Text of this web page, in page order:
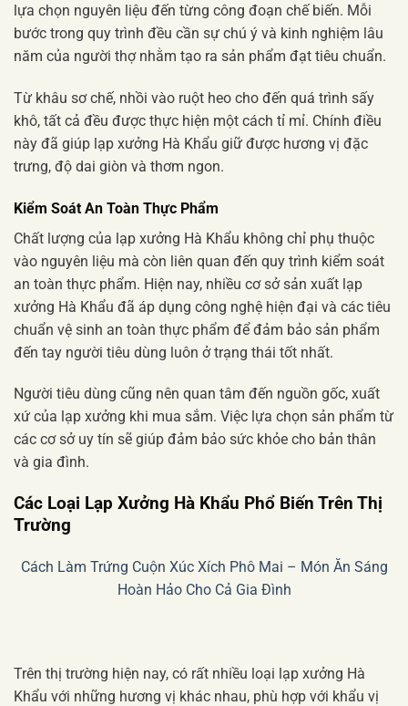
lựa chọn nguyên liệu đến từng công đoạn chế biến. Mỗi
bước trong quy trình đều cần sự chú ý và kinh nghiệm lâu
năm của người thợ nhằm tạo ra sản phẩm đạt tiêu chuẩn.
Từ khâu sơ chế, nhồi vào ruột heo cho đến quá trình sấy
khô, tất cả đều được thực hiện một cách tỉ mỉ. Chính điều
này đã giúp lạp xưởng Hà Khẩu giữ được hương vị đặc
trưng, độ dai giòn và thơm ngon.
Kiểm Soát An Toàn Thực Phẩm
Chất lượng của lạp xưởng Hà Khẩu không chỉ phụ thuộc
vào nguyên liệu mà còn liên quan đến quy trình kiểm soát
an toàn thực phẩm. Hiện nay, nhiều cơ sở sản xuất lạp
xưởng Hà Khẩu đã áp dụng công nghệ hiện đại và các tiêu
chuẩn vệ sinh an toàn thực phẩm để đảm bảo sản phẩm
đến tay người tiêu dùng luôn ở trạng thái tốt nhất.
Người tiêu dùng cũng nên quan tâm đến nguồn gốc, xuất
xứ của lạp xưởng khi mua sắm. Việc lựa chọn sản phẩm từ
các cơ sở uy tín sẽ giúp đảm bảo sức khỏe cho bản thân
và gia đình.
Các Loại Lạp Xưởng Hà Khẩu Phổ Biến Trên Thị
Trường
Cách Làm Trứng Cuộn Xúc Xích Phô Mai – Món Ăn Sáng
Hoàn Hảo Cho Cả Gia Đình
Trên thị trường hiện nay, có rất nhiều loại lạp xưởng Hà
Khẩu với những hương vị khác nhau, phù hợp với khẩu vị